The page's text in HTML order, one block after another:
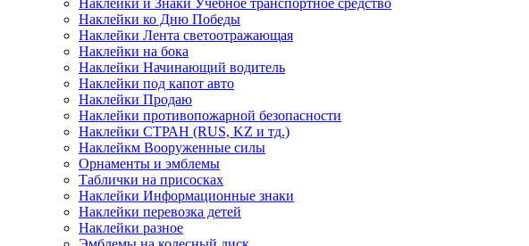
Наклейки и Знаки Учебное транспортное средство
Наклейки ко Дню Победы
Наклейки Лента светоотражающая
Наклейки на бока
Наклейки Начинающий водитель
Наклейки под капот авто
Наклейки Продаю
Наклейки противопожарной безопасности
Наклейки СТРАН (RUS, KZ и тд.)
Наклейкм Вооруженные силы
Орнаменты и эмблемы
Таблички на присосках
Наклейки Информационные знаки
Наклейки перевозка детей
Наклейки разное